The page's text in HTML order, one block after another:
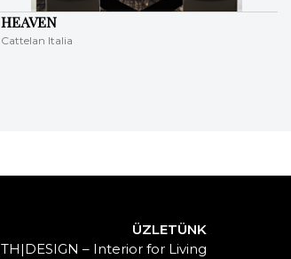
HEAVEN
Cattelan Italia
ÜZLETÜNK
TH|DESIGN – Interior for Living